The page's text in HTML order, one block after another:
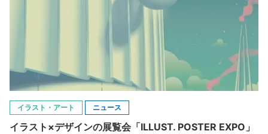
イラスト・アート ニュース
イラスト×デザインの展覧会「ILLUST. POSTER EXPO」